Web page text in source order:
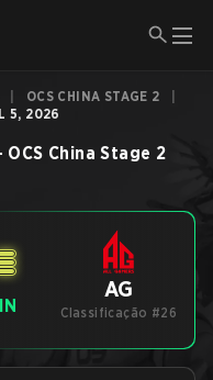
OCS CHINA STAGE 2
5, 2026
OCS China Stage 2
AG
Classificação #26